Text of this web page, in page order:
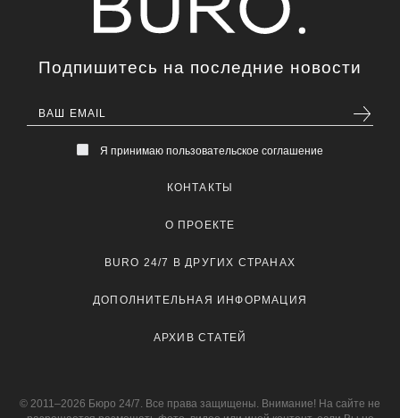
Подпишитесь на последние новости
Я принимаю пользовательское соглашение
КОНТАКТЫ
О ПРОЕКТЕ
BURO 24/7 В ДРУГИХ СТРАНАХ
ДОПОЛНИТЕЛЬНАЯ ИНФОРМАЦИЯ
АРХИВ СТАТЕЙ
© 2011–2026 Бюро 24/7. Все права защищены. Внимание! На сайте не